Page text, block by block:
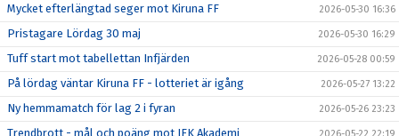
Mycket efterlängtad seger mot Kiruna FF 2026-05-30 16:36
Pristagare Lördag 30 maj 2026-05-30 16:29
Tuff start mot tabellettan Infjärden 2026-05-28 00:59
På lördag väntar Kiruna FF - lotteriet är igång 2026-05-27 13:22
Ny hemmamatch för lag 2 i fyran 2026-05-26 23:23
Trendbrott - mål och poäng mot IFK Akademi 2026-05-22 22:19